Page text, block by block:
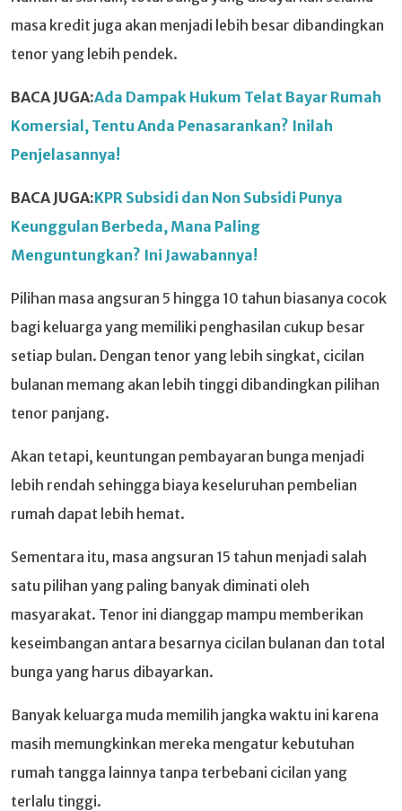
masa kredit juga akan menjadi lebih besar dibandingkan
tenor yang lebih pendek.
BACA JUGA:Ada Dampak Hukum Telat Bayar Rumah
Komersial, Tentu Anda Penasarankan? Inilah
Penjelasannya!
BACA JUGA:KPR Subsidi dan Non Subsidi Punya
Keunggulan Berbeda, Mana Paling
Menguntungkan? Ini Jawabannya!
Pilihan masa angsuran 5 hingga 10 tahun biasanya cocok
bagi keluarga yang memiliki penghasilan cukup besar
setiap bulan. Dengan tenor yang lebih singkat, cicilan
bulanan memang akan lebih tinggi dibandingkan pilihan
tenor panjang.
Akan tetapi, keuntungan pembayaran bunga menjadi
lebih rendah sehingga biaya keseluruhan pembelian
rumah dapat lebih hemat.
Sementara itu, masa angsuran 15 tahun menjadi salah
satu pilihan yang paling banyak diminati oleh
masyarakat. Tenor ini dianggap mampu memberikan
keseimbangan antara besarnya cicilan bulanan dan total
bunga yang harus dibayarkan.
Banyak keluarga muda memilih jangka waktu ini karena
masih memungkinkan mereka mengatur kebutuhan
rumah tangga lainnya tanpa terbebani cicilan yang
terlalu tinggi.